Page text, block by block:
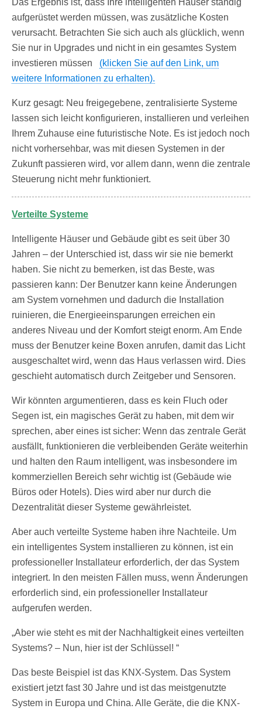
Das Ergebnis ist, dass Ihre intelligenten Häuser ständig
aufgerüstet werden müssen, was zusätzliche Kosten
verursacht. Betrachten Sie sich auch als glücklich, wenn
Sie nur in Upgrades und nicht in ein gesamtes System
investieren müssen (klicken Sie auf den Link, um
weitere Informationen zu erhalten).
Kurz gesagt: Neu freigegebene, zentralisierte Systeme
lassen sich leicht konfigurieren, installieren und verleihen
Ihrem Zuhause eine futuristische Note. Es ist jedoch noch
nicht vorhersehbar, was mit diesen Systemen in der
Zukunft passieren wird, vor allem dann, wenn die zentrale
Steuerung nicht mehr funktioniert.
Verteilte Systeme
Intelligente Häuser und Gebäude gibt es seit über 30
Jahren – der Unterschied ist, dass wir sie nie bemerkt
haben. Sie nicht zu bemerken, ist das Beste, was
passieren kann: Der Benutzer kann keine Änderungen
am System vornehmen und dadurch die Installation
ruinieren, die Energieeinsparungen erreichen ein
anderes Niveau und der Komfort steigt enorm. Am Ende
muss der Benutzer keine Boxen anrufen, damit das Licht
ausgeschaltet wird, wenn das Haus verlassen wird. Dies
geschieht automatisch durch Zeitgeber und Sensoren.
Wir könnten argumentieren, dass es kein Fluch oder
Segen ist, ein magisches Gerät zu haben, mit dem wir
sprechen, aber eines ist sicher: Wenn das zentrale Gerät
ausfällt, funktionieren die verbleibenden Geräte weiterhin
und halten den Raum intelligent, was insbesondere im
kommerziellen Bereich sehr wichtig ist (Gebäude wie
Büros oder Hotels). Dies wird aber nur durch die
Dezentralität dieser Systeme gewährleistet.
Aber auch verteilte Systeme haben ihre Nachteile. Um
ein intelligentes System installieren zu können, ist ein
professioneller Installateur erforderlich, der das System
integriert. In den meisten Fällen muss, wenn Änderungen
erforderlich sind, ein professioneller Installateur
aufgerufen werden.
„Aber wie steht es mit der Nachhaltigkeit eines verteilten
Systems? – Nun, hier ist der Schlüssel! “
Das beste Beispiel ist das KNX-System. Das System
existiert jetzt fast 30 Jahre und ist das meistgenutzte
System in Europa und China. Alle Geräte, die die KNX-